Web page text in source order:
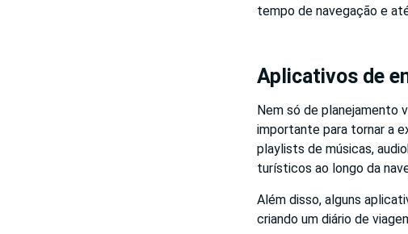
tempo de navegação e
Aplicativos de
Nem só de planejamento
importante para tornar a
playlists de músicas,
turísticos ao longo da
Além disso, alguns
criando um diário de